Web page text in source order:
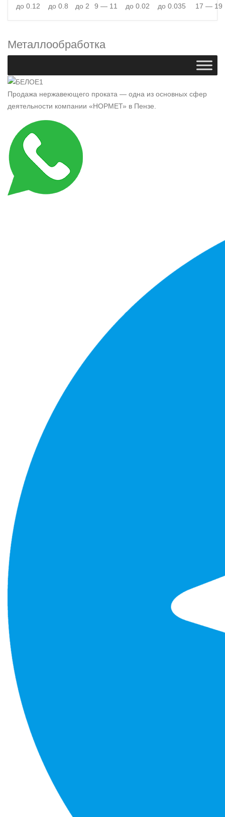
до 0.12
до 0.8 до 2 9 — 11 до 0.02 до 0.035 17 — 19
Металлообработка
Продажа нержавеющего проката — одна из основных сфер
деятельности компании «НОРМЕТ» в Пензе.